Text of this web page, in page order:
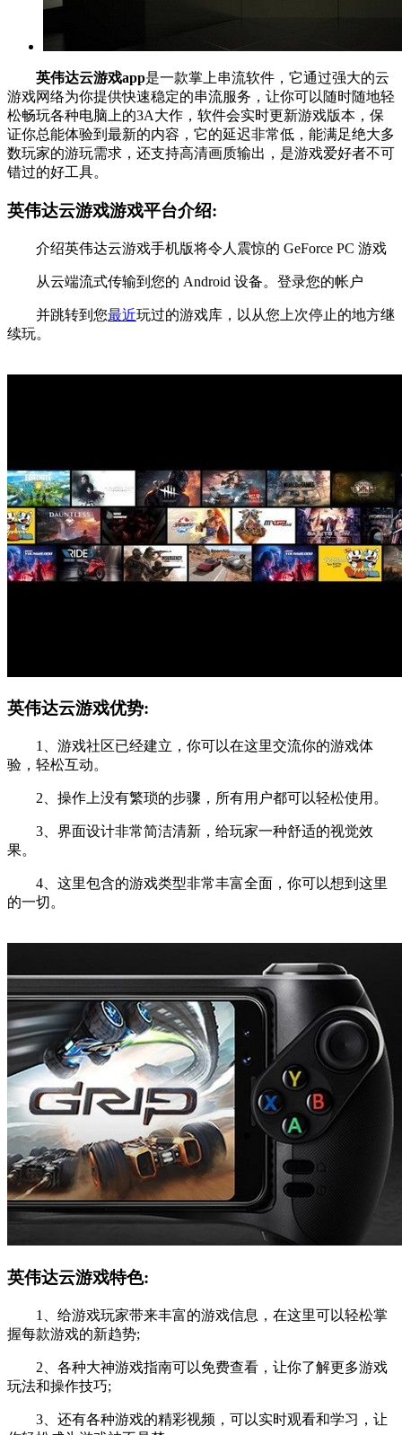
英伟达云游戏app是一款掌上串流软件，它通过强大的云
游戏网络为你提供快速稳定的串流服务，让你可以随时随地轻
松畅玩各种电脑上的3A大作，软件会实时更新游戏版本，保
证你总能体验到最新的内容，它的延迟非常低，能满足绝大多
数玩家的游玩需求，还支持高清画质输出，是游戏爱好者不可
错过的好工具。
英伟达云游戏游戏平台介绍:
介绍英伟达云游戏手机版将令人震惊的 GeForce PC 游戏
从云端流式传输到您的 Android 设备。登录您的帐户
并跳转到您最近玩过的游戏库，以从您上次停止的地方继
续玩。
英伟达云游戏优势:
1、游戏社区已经建立，你可以在这里交流你的游戏体
验，轻松互动。
2、操作上没有繁琐的步骤，所有用户都可以轻松使用。
3、界面设计非常简洁清新，给玩家一种舒适的视觉效
果。
4、这里包含的游戏类型非常丰富全面，你可以想到这里
的一切。
英伟达云游戏特色:
1、给游戏玩家带来丰富的游戏信息，在这里可以轻松掌
握每款游戏的新趋势;
2、各种大神游戏指南可以免费查看，让你了解更多游戏
玩法和操作技巧;
3、还有各种游戏的精彩视频，可以实时观看和学习，让